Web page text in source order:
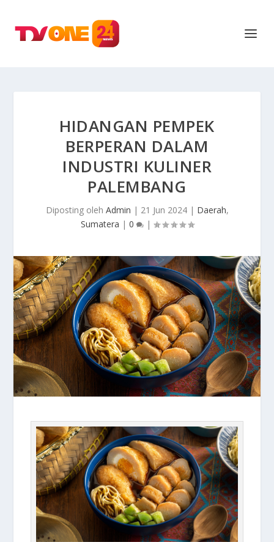
HIDANGAN PEMPEK
BERPERAN DALAM
INDUSTRI KULINER
PALEMBANG
Diposting oleh Admin | 21 Jun 2024| Daerah,
Sumatera | 0 |